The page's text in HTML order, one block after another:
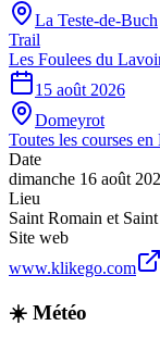
La Teste-de-Buch
Trail
Les Foulees du
15 août 2026
Domeyrot
Toutes les courses en
Date
dimanche 16 août
Lieu
Saint Romain et
Site web
www.klikego.com
☀️ Météo